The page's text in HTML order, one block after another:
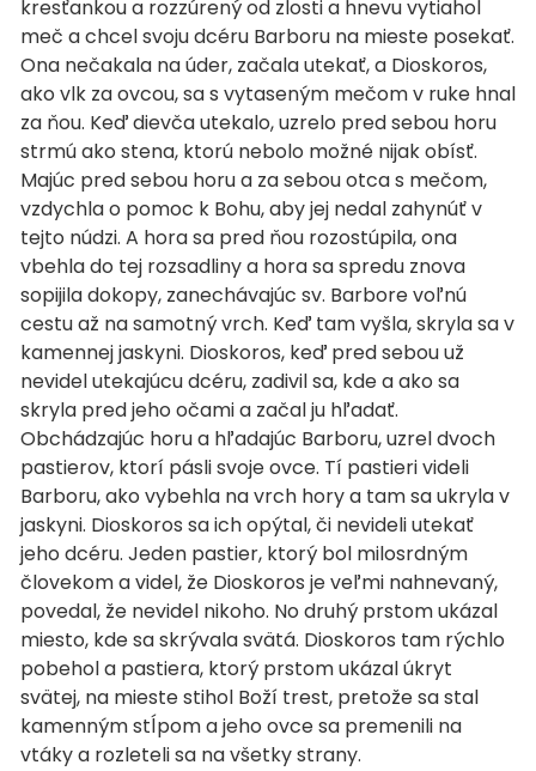
kresťankou a rozzúrený od zlosti a hnevu vytiahol
meč a chcel svoju dcéru Barboru na mieste posekať.
Ona nečakala na úder, začala utekať, a Dioskoros,
ako vlk za ovcou, sa s vytaseným mečom v ruke hnal
za ňou. Keď dievča utekalo, uzrelo pred sebou horu
strmú ako stena, ktorú nebolo možné nijak obísť.
Majúc pred sebou horu a za sebou otca s mečom,
vzdychla o pomoc k Bohu, aby jej nedal zahynúť v
tejto núdzi. A hora sa pred ňou rozostúpila, ona
vbehla do tej rozsadliny a hora sa spredu znova
sopijila dokopy, zanechávajúc sv. Barbore voľnú
cestu až na samotný vrch. Keď tam vyšla, skryla sa v
kamennej jaskyni. Dioskoros, keď pred sebou už
nevidel utekajúcu dcéru, zadivil sa, kde a ako sa
skryla pred jeho očami a začal ju hľadať.
Obchádzajúc horu a hľadajúc Barboru, uzrel dvoch
pastierov, ktorí pásli svoje ovce. Tí pastieri videli
Barboru, ako vybehla na vrch hory a tam sa ukryla v
jaskyni. Dioskoros sa ich opýtal, či nevideli utekať
jeho dcéru. Jeden pastier, ktorý bol milosrdným
človekom a videl, že Dioskoros je veľmi nahnevaný,
povedal, že nevidel nikoho. No druhý prstom ukázal
miesto, kde sa skrývala svätá. Dioskoros tam rýchlo
pobehol a pastiera, ktorý prstom ukázal úkryt
svätej, na mieste stihol Boží trest, pretože sa stal
kamenným stĺpom a jeho ovce sa premenili na
vtáky a rozleteli sa na všetky strany.